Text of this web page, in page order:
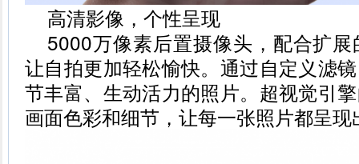
高清影像，个性呈现
5000万像素后置摄像头，配合扩
让自拍更加轻松愉快。通过自定义滤
节丰富、生动活力的照片。超视觉引
画面色彩和细节，让每一张照片都呈